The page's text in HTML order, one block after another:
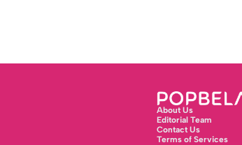
About Us
Editorial Team
Contact Us
Terms of Services